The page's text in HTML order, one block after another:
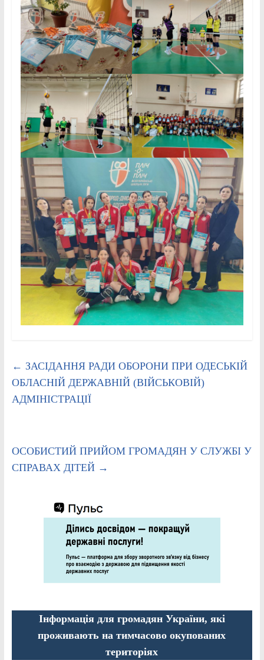
← ЗАСІДАННЯ РАДИ ОБОРОНИ ПРИ ОДЕСЬКІЙ
ОБЛАСНІЙ ДЕРЖАВНІЙ (ВІЙСЬКОВІЙ)
АДМІНІСТРАЦІЇ
ОСОБИСТИЙ ПРИЙОМ ГРОМАДЯН У СЛУЖБІ У
СПРАВАХ ДІТЕЙ →
Інформація для громадян України, які
проживають на тимчасово окупованих
територіях